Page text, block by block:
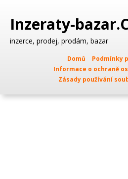
Inzeraty-
inzerce, prodej, prodám, bazar
Domů
Podmínky
Informace o ochraně
Zásady používání